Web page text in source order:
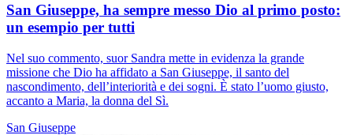
San Giuseppe, ha sempre messo Dio al primo posto:
un esempio per tutti
Nel suo commento, suor Sandra mette in evidenza la grande
missione che Dio ha affidato a San Giuseppe, il santo del
nascondimento, dell’interiorità e dei sogni. È stato l’uomo giusto,
accanto a Maria, la donna del Sì.
San Giuseppe